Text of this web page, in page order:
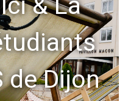
de Dijon